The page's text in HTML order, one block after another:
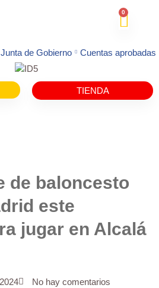
0
Junta de Gobierno Cuentas aprobadas
TIENDA
de baloncesto
este
jugar en Alcalá
No hay comentarios